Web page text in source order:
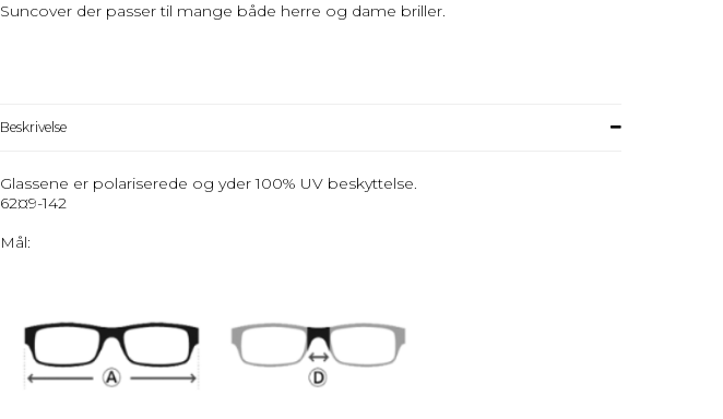
Suncover der passer til mange både herre og dame briller.
Beskrivelse
Glassene er polariserede og yder 100% UV beskyttelse.
62¤9-142
Mål: